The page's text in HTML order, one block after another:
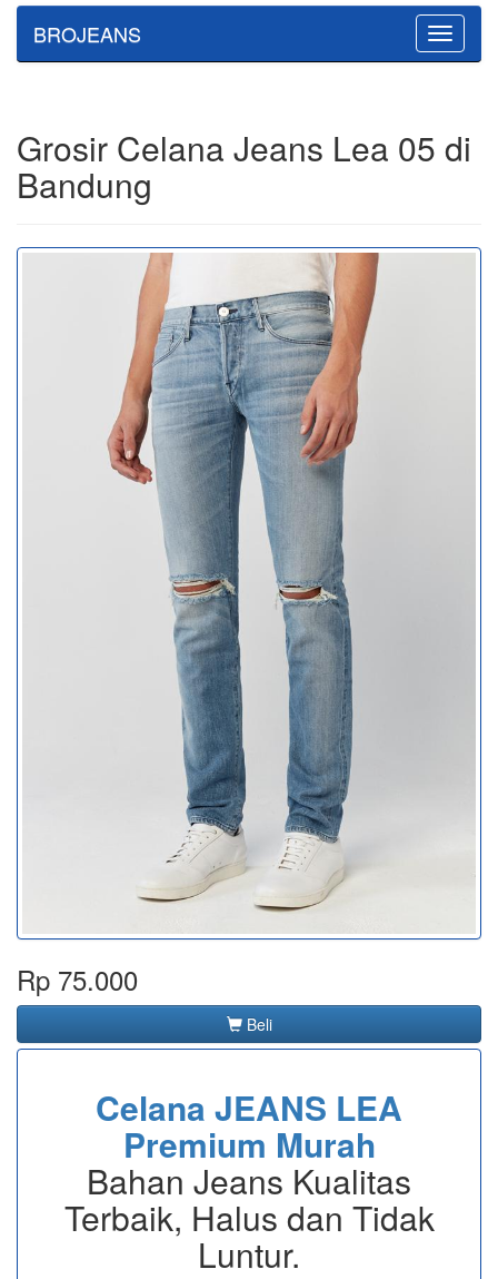
Toggle
BROJEANS
Grosir Celana Jeans Lea 05 di
Bandung
Rp 75.000
Beli
Celana JEANS LEA
Premium Murah
Bahan Jeans Kualitas
Terbaik, Halus dan Tidak
Luntur.